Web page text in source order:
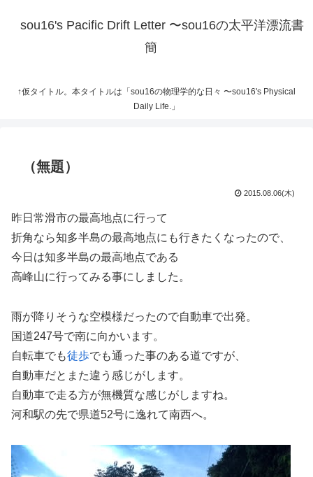
sou16's Pacific Drift Letter 〜sou16の太平洋漂流書
簡
↑仮タイトル。本タイトルは「sou16の物理学的な日々 〜sou16's Physical
Daily Life.」
（無題）
2015.08.06(木)
昨日常滑市の最高地点に行って
折角なら知多半島の最高地点にも行きたくなったので、
今日は知多半島の最高地点である
高峰山に行ってみる事にしました。
雨が降りそうな空模様だったので自動車で出発。
国道247号で南に向かいます。
自転車でも徒歩でも通った事のある道ですが、
自動車だとまた違う感じがします。
自動車で走る方が無機質な感じがしますね。
河和駅の先で県道52号に逸れて南西へ。